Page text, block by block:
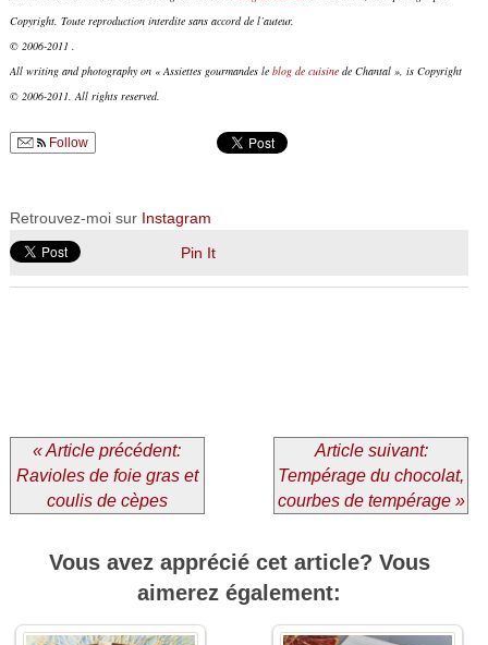
Copyright. Toute reproduction interdite sans accord de l’auteur.
© 2006-2011 .
All writing and photography on « Assiettes gourmandes le blog de cuisinede Chantal », is Copyright
© 2006-2011. All rights reserved.
Follow
Retrouvez-moi sur Instagram
Pin It
« Article précédent:
Ravioles de foie gras et
coulis de cèpes
Article suivant:
Tempérage du chocolat,
courbes de tempérage »
Vous avez apprécié cet article? Vous
aimerez également: